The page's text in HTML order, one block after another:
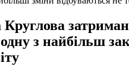
з найбільш